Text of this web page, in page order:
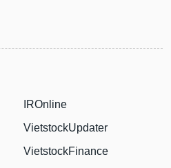
IROnline
VietstockUpdater
VietstockFinance